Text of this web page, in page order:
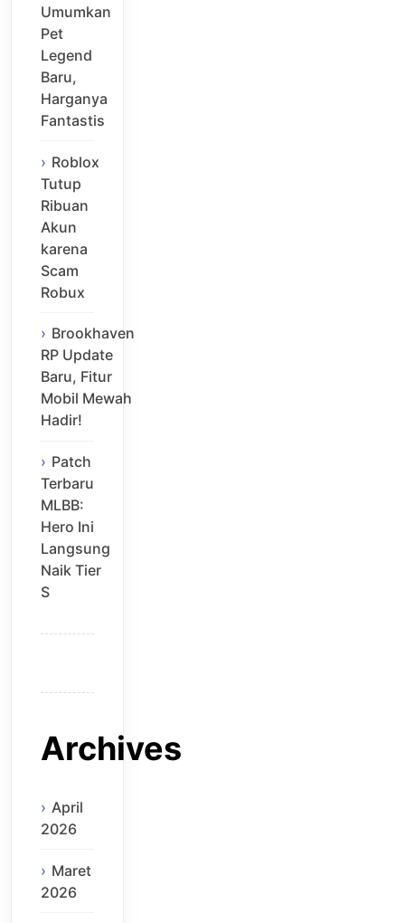
Umumkan
Pet
Legend
Baru,
Harganya
Fantastis
Roblox
Tutup
Ribuan
Akun
karena
Scam
Robux
Brookhaven
RP Update
Baru, Fitur
Mobil Mewah
Hadir!
Patch
Terbaru
MLBB:
Hero Ini
Langsung
Naik Tier
S
Archives
April
2026
Maret
2026